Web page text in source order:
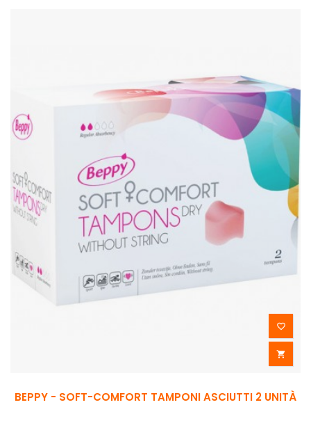


BEPPY - SOFT-COMFORT TAMPONI ASCIUTTI 2 UNITÀ